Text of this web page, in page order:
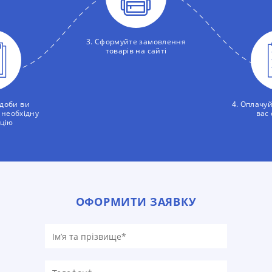
ви
3. Сформуйте замовлення
товарів на сайті
4.
вас
ОФОРМИТИ ЗАЯВКУ